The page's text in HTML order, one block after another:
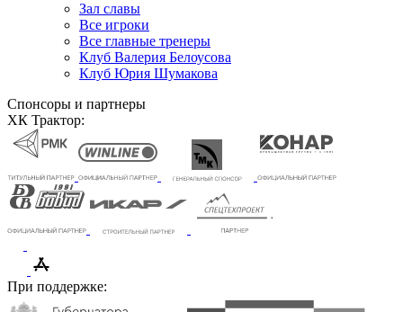
Зал славы
Все игроки
Все главные тренеры
Клуб Валерия Белоусова
Клуб Юрия Шумакова
Спонсоры и партнеры
ХК Трактор:
При поддержке: